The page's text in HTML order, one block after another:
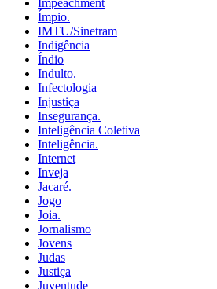
Impeachment
Ímpio.
IMTU/Sinetram
Indigência
Índio
Indulto.
Infectologia
Injustiça
Insegurança.
Inteligência Coletiva
Inteligência.
Internet
Inveja
Jacaré.
Jogo
Joia.
Jornalismo
Jovens
Judas
Justiça
Juventude